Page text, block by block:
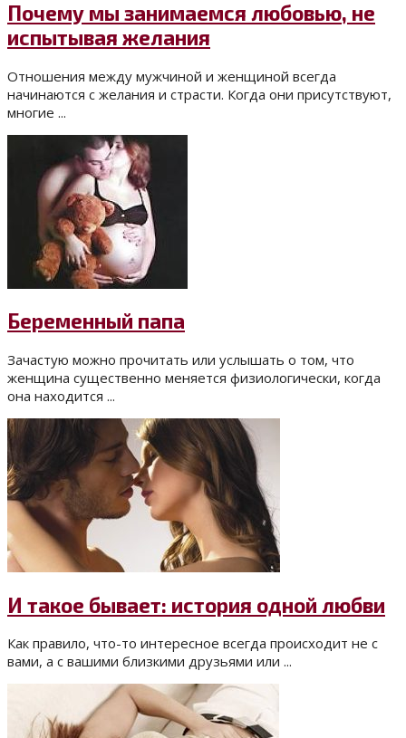
Почему мы занимаемся любовью, не
испытывая желания
Отношения между мужчиной и женщиной всегда
начинаются с желания и страсти. Когда они присутствуют,
многие ...
Беременный папа
Зачастую можно прочитать или услышать о том, что
женщина существенно меняется физиологически, когда
она находится ...
И такое бывает: история одной любви
Как правило, что-то интересное всегда происходит не с
вами, а с вашими близкими друзьями или ...